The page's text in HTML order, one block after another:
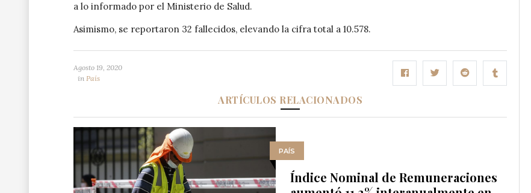
a lo informado por el Ministerio de Salud.
Asimismo, se reportaron 32 fallecidos, elevando la cifra total a 10.578.
Agosto 19, 2020
in País
ARTÍCULOS RELACIONADOS
PAÍS
Índice Nominal de Remuneraciones